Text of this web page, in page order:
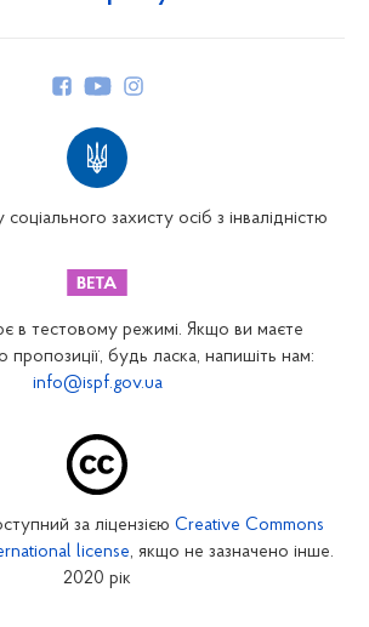
захисту осіб з інвалідністю
в тестовому режимі. Якщо ви маєте
пропозиції, будь ласка, напишіть нам:
info@ispf.gov.ua
за ліцензією Creative Commons
license, якщо не зазначено інше.
2020 рік